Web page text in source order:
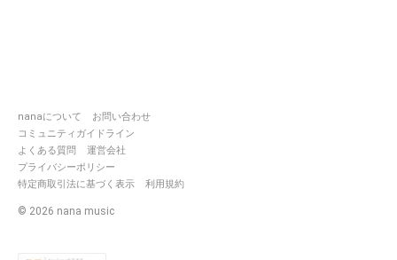
nanaについて
お問い合わせ
コミュニティガイドライン
よくある質問
運営会社
プライバシーポリシー
特定商取引法に基づく表示
利用規約
© 2026 nana music